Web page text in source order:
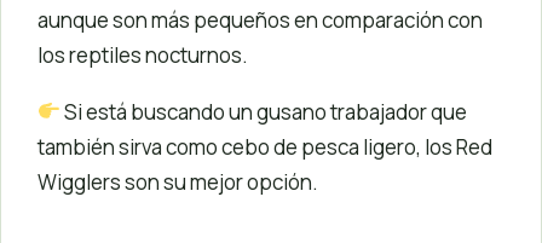
aunque son más pequeños en comparación con
los reptiles nocturnos.
Si está buscando un gusano trabajador que
también sirva como cebo de pesca ligero, los Red
Wigglers son su mejor opción.